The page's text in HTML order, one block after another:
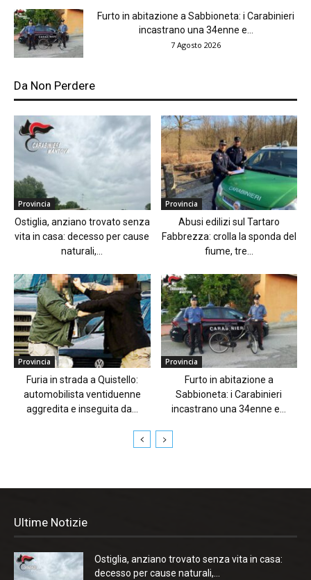
Furto in abitazione a Sabbioneta: i Carabinieri
incastrano una 34enne e...
7 Agosto 2026
Da Non Perdere
Provincia
Ostiglia, anziano trovato senza
vita in casa: decesso per cause
naturali,...
Provincia
Abusi edilizi sul Tartaro
Fabbrezza: crolla la sponda del
fiume, tre...
Provincia
Furia in strada a Quistello:
automobilista ventiduenne
aggredita e inseguita da...
Provincia
Furto in abitazione a
Sabbioneta: i Carabinieri
incastrano una 34enne e...
Ultime Notizie
Ostiglia, anziano trovato senza vita in casa:
decesso per cause naturali,...